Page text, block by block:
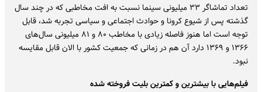
تعداد تماشاگر ۳۳ میلیونی سینما نسبت به افت مخاطبی که در چند سال
گذشته پس از شیوع کرونا و حوادث اجتماعی و سیاسی تجربه شد، قابل
توجه است اما هنوز فاصله زیادی با مخاطب ۸۰ و ۸۱ میلیونی سال‌های
۱۳۶۶ و ۱۳۶۹ دارد آن هم در زمانی که جمعیت کشور با الان قابل مقایسه
نبود.
فیلم‌هایی با بیشترین و کمترین بلیت فروخته شده